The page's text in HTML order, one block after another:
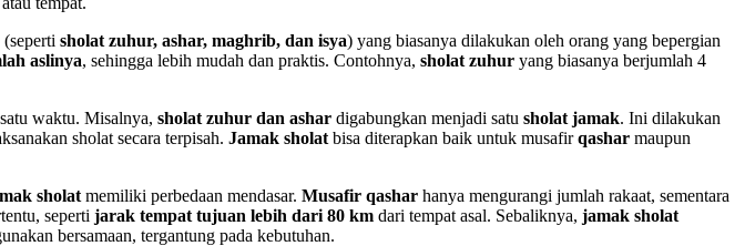
(seperti sholat zuhur, ashar, maghrib, dan isya) yang biasanya dilakukan oleh orang yang bepergian
aslinya, sehingga lebih mudah dan praktis. Contohnya, sholat zuhur yang biasanya berjumlah 4
waktu. Misalnya, sholat zuhur dan ashar digabungkan menjadi satu sholat jamak. Ini dilakukan
sholat secara terpisah. Jamak sholat bisa diterapkan baik untuk musafirqashar maupun
sholat memiliki perbedaan mendasar. Musafir qashar hanya mengurangi jumlah rakaat, sementara
seperti jarak tempat tujuan lebih dari 80 km dari tempat asal. Sebaliknya, jamak sholat
bersamaan, tergantung pada kebutuhan.